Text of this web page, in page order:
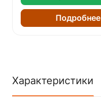
Подробнее
Характеристики